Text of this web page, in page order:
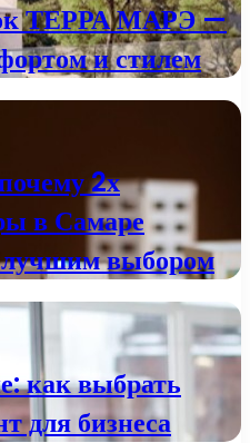
ТЕРРА МАРЭ —
и стилем
2х
в Самаре
лучшим выбором
как выбрать
для бизнеса